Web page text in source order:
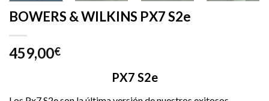
BOWERS & WILKINS PX7 S2e
459,00€
PX7 S2e